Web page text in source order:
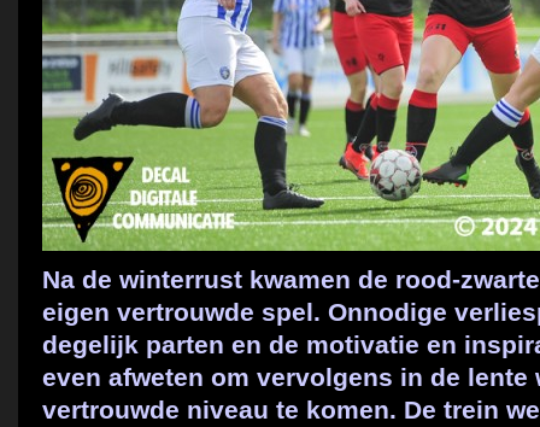
Na de winterrust kwamen de rood-
eigen vertrouwde spel. Onnodige
degelijk parten en de motivatie en
even afweten om vervolgens in de lente
vertrouwde niveau te komen. De trein